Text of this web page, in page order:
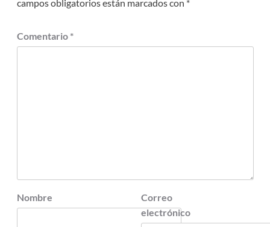
campos obligatorios están marcados con *
Comentario *
Nombre
Correo
electrónico